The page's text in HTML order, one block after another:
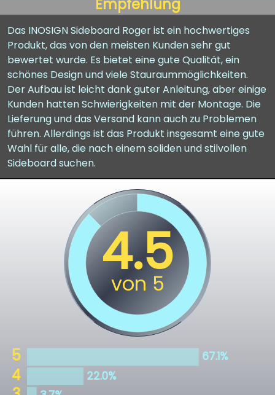
Empfehlung
Das INOSIGN Sideboard Roger ist ein hochwertiges
Produkt, das von den meisten Kunden sehr gut
bewertet wurde. Es bietet eine gute Qualität, ein
schönes Design und viele Stauraummöglichkeiten.
Der Aufbau ist leicht dank guter Anleitung, aber einige
Kunden hatten Schwierigkeiten mit der Montage. Die
Lieferung und das Versand kann auch zu Problemen
führen. Allerdings ist das Produkt insgesamt eine gute
Wahl für alle, die nach einem soliden und stilvollen
Sideboard suchen.